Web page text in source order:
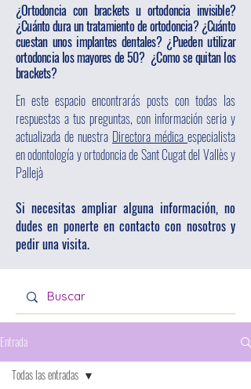
¿Ortodoncia con brackets u ortodoncia invisible?
¿Cuánto dura un tratamiento de ortodoncia? ¿Cuánto
cuestan unos implantes dentales? ¿Pueden utilizar
ortodoncia los mayores de 50? ¿Como se quitan los
brackets?
En este espacio encontrarás posts con todas las
respuestas a tus preguntas, con información seria y
actualizada de nuestra Directora médica especialista
en odontología y ortodoncia de Sant Cugat del Vallès y
Pallejà
Si necesitas ampliar alguna información, no
dudes en ponerte en contacto con nosotros y
pedir una visita.
Entrada
Todas las entradas